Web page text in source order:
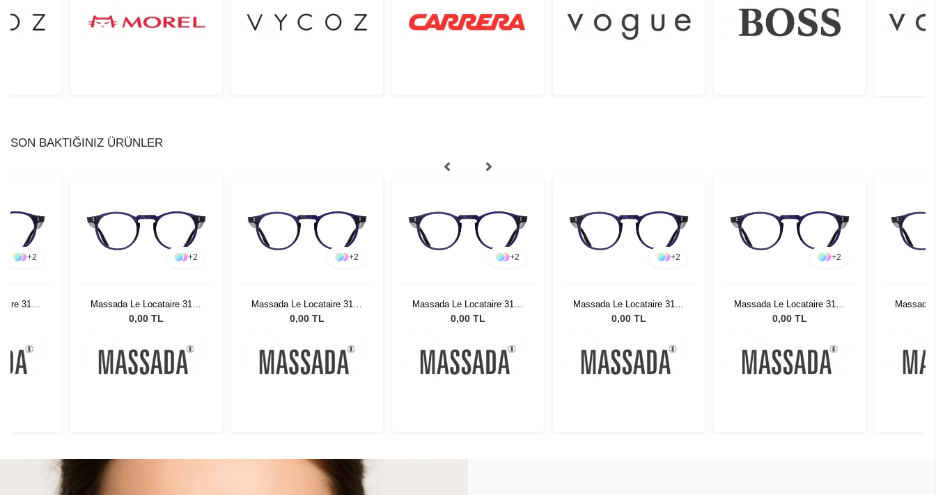
SON BAKTIĞINIZ ÜRÜNLER
+2
3176
+2
Massada Le Locataire 3176
Col BLS
0,00 TL
+2
Massada Le Locataire 3176
Col BLS
0,00 TL
+2
Massada Le Locataire 3176
Col BLS
0,00 TL
+2
Massada Le Locataire 3176
Col BLS
0,00 TL
+2
Massada Le Locataire 3176
Col BLS
0,00 TL
Massada